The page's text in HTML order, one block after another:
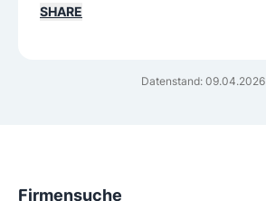
Datenstand: 09.04.2026
SHARE
Firmensuche